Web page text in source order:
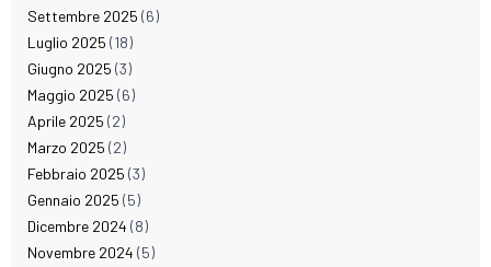
Settembre 2025 (6)
Luglio 2025 (18)
Giugno 2025 (3)
Maggio 2025 (6)
Aprile 2025 (2)
Marzo 2025 (2)
Febbraio 2025 (3)
Gennaio 2025 (5)
Dicembre 2024 (8)
Novembre 2024 (5)